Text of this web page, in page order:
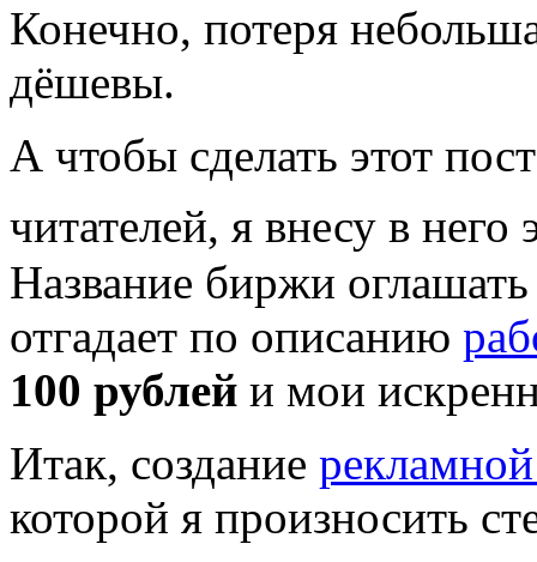
Конечно, потеря
дёшевы.
А чтобы сделать этот
читателей, я внесу в
Название биржи
отгадает по описанию
100 рублей и мои
Итак, создание
которой я произносить